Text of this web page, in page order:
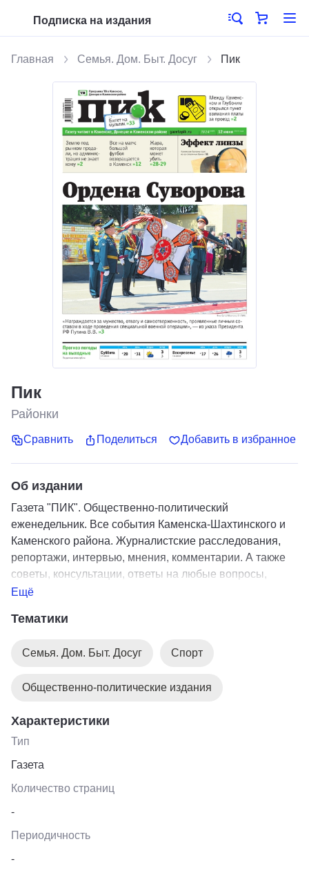
Подписка на издания
Главная Семья. Дом. Быт. Досуг Пик
Пик
Районки
Сравнить Поделиться Добавить в избранное
Об издании
Газета "ПИК". Общественно-политический
еженедельник. Все события Каменска-Шахтинского и
Каменского района. Журналистские расследования,
репортажи, интервью, мнения, комментарии. А также
советы, консультации, ответы на любые вопросы,
страница для детворы, подробная телепрограмма,
всей семьи.
Ещё
Тематики
Семья. Дом. Быт. Досуг Спорт
Общественно-политические издания
Характеристики
Тип
Газета
Количество страниц
-
Периодичность
-